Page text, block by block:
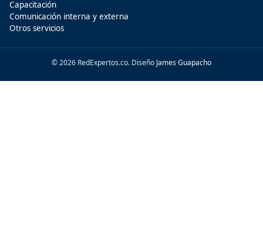
Capacitación
Comunicación interna y externa
Otros servicios
© 2026 RedExpertos.co. Diseño James Guapacho